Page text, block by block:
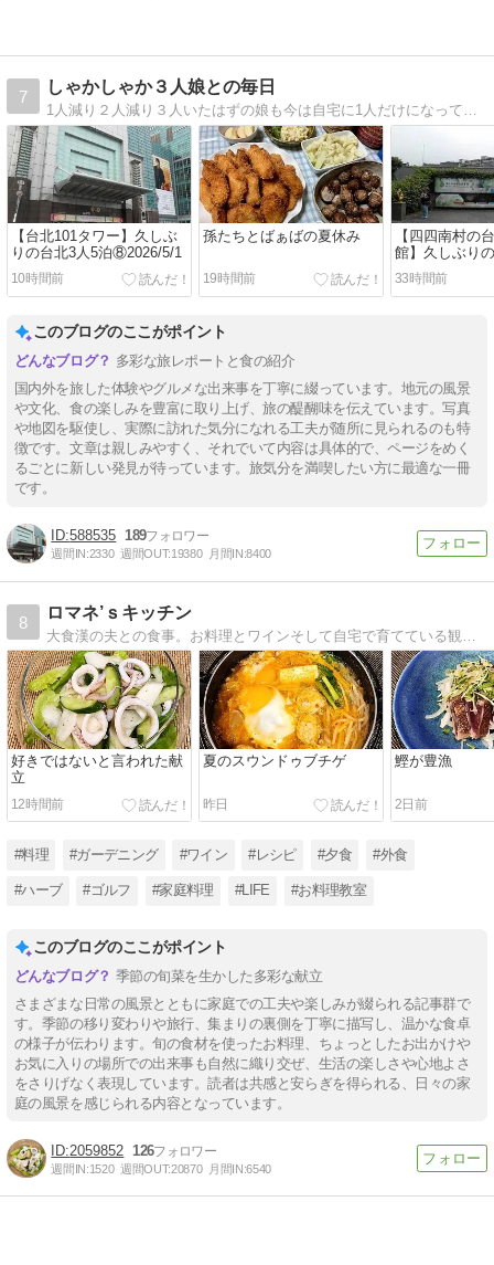
7
しゃかしゃか３人娘との毎日
【台北101タワー】久しぶ
りの台北3人5泊⑧2026/5/1
10時間前
孫たちとばぁばの夏休み
19時間前
【四四南村の
館】久しぶり
⑦2026/5/1
33時間前
このブログのここがポイント
多彩な旅レポートと食の紹介
国内外を旅した体験やグルメな出来事を丁寧に綴っています。地元の風景
や文化、食の楽しみを豊富に取り上げ、旅の醍醐味を伝えています。写真
や地図を駆使し、実際に訪れた気分になれる工夫が随所に見られるのも特
徴です。文章は親しみやすく、それでいて内容は具体的で、ページをめく
るごとに新しい発見が待っています。旅気分を満喫したい方に最適な一冊
です。
588535 189
週間IN:2330 週間OUT:19380 月間IN:8400
8
ロマネ’ｓキッチン
好きではないと言われた献
立
12時間前
夏のスウンドゥブチゲ
昨日
鰹が豊漁
2日前
#料理 #ガーデニング #ワイン #レシピ #夕食 #外食
#ハーブ #ゴルフ #家庭料理 #LIFE #お料理教室
このブログのここがポイント
季節の旬菜を生かした多彩な献立
さまざまな日常の風景とともに家庭での工夫や楽しみが綴られる記事群で
す。季節の移り変わりや旅行、集まりの裏側を丁寧に描写し、温かな食卓
の様子が伝わります。旬の食材を使ったお料理、ちょっとしたお出かけや
お気に入りの場所での出来事も自然に織り交ぜ、生活の楽しさや心地よさ
をさりげなく表現しています。読者は共感と安らぎを得られる、日々の家
庭の風景を感じられる内容となっています。
2059852 126
週間IN:1520 週間OUT:20870 月間IN:6540